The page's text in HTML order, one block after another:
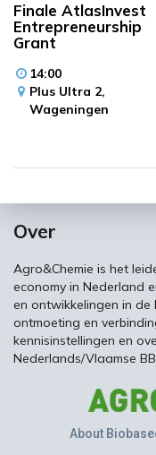
Finale AtlasInvest
Entrepreneurship
Grant
14:00
Plus Ultra 2,
Wageningen
Over
Agro&Chemie is het
economy in Nederland
en ontwikkelingen in de
ontmoeting en
kennisinstellingen en
Nederlands/Vlaamse
About